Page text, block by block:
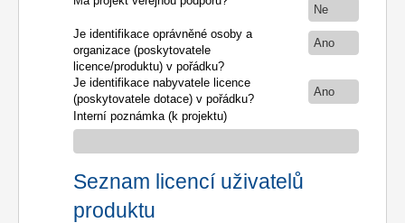
Ne
Je identifikace oprávněné osoby a
organizace (poskytovatele
licence/produktu) v pořádku?
Ano
Je identifikace nabyvatele licence
(poskytovatele dotace) v pořádku?
Ano
Interní poznámka (k projektu)
Seznam licencí uživatelů
produktu